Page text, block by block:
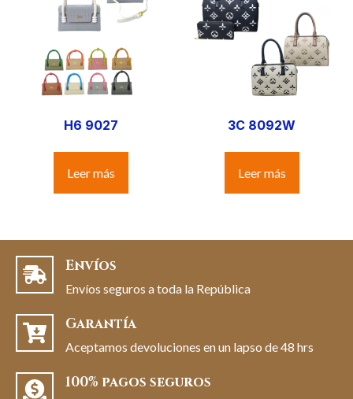
H6 9027
Leer más
3C 8092W
Leer más
Envíos
Envíos seguros a toda la República
Garantía
Aceptamos devoluciones en un lapso de 48 hrs
100% pagos seguros